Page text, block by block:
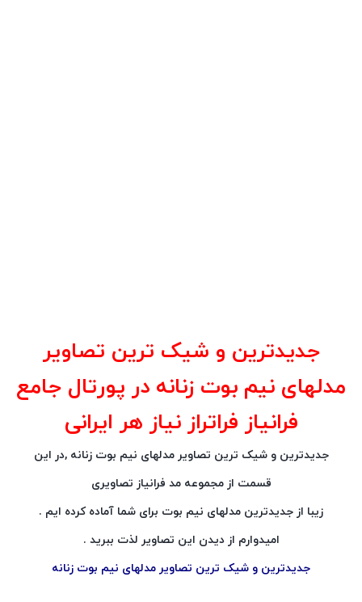
جدیدترین و شیک ترین تصاویر
مدلهای نیم بوت زنانه در پورتال جامع
فرانیاز فراتراز نیاز هر ایرانی
جدیدترین و شیک ترین تصاویر مدلهای نیم بوت زنانه ,در این
قسمت از مجموعه مد فرانیاز تصاویری
زیبا از جدیدترین مدلهای نیم بوت برای شما آماده کرده ایم .
امیدوارم از دیدن این تصاویر لذت ببرید .
جدیدترین و شیک ترین تصاویر مدلهای نیم بوت زنانه